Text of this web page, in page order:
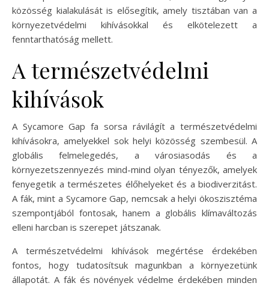
közösség kialakulását is elősegítik, amely tisztában van a
környezetvédelmi kihívásokkal és elkötelezett a
fenntarthatóság mellett.
A természetvédelmi
kihívások
A Sycamore Gap fa sorsa rávilágít a természetvédelmi
kihívásokra, amelyekkel sok helyi közösség szembesül. A
globális felmelegedés, a városiasodás és a
környezetszennyezés mind-mind olyan tényezők, amelyek
fenyegetik a természetes élőhelyeket és a biodiverzitást.
A fák, mint a Sycamore Gap, nemcsak a helyi ökoszisztéma
szempontjából fontosak, hanem a globális klímaváltozás
elleni harcban is szerepet játszanak.
A természetvédelmi kihívások megértése érdekében
fontos, hogy tudatosítsuk magunkban a környezetünk
állapotát. A fák és növények védelme érdekében minden